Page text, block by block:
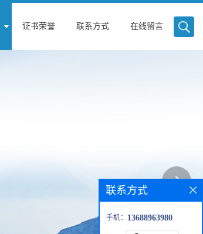
证书荣誉 联系方式 在线留言
联系方式
手机： 13688963980